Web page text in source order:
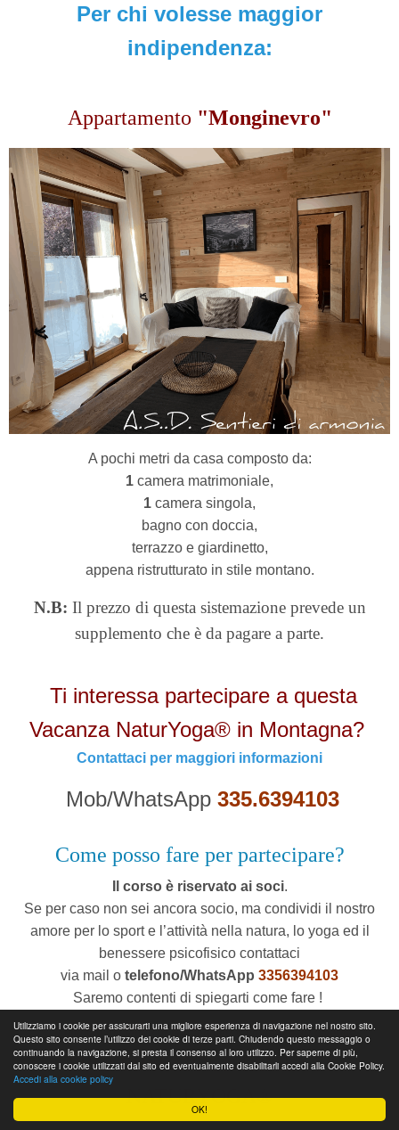
OK!
Utilizziamo i cookie per assicurarti una migliore esperienza di navigazione nel nostro sito.
Questo sito consente l’utilizzo dei cookie di terze parti. Chiudendo questo messaggio o
continuando la navigazione, si presta il consenso al loro utilizzo. Per saperne di più,
conoscere i cookie utilizzati dal sito ed eventualmente disabilitarli accedi alla Cookie Policy.
Accedi alla cookie policy
Per chi volesse maggior
indipendenza:
Appartamento "Monginevro"
A pochi metri da casa composto da:
1 camera matrimoniale,
1 camera singola,
bagno con doccia,
terrazzo e giardinetto,
appena ristrutturatoin stile montano.
N.B: Il prezzo di questa sistemazione prevede un
supplemento che è da pagare a parte.
Ti interessa partecipare a questa
Vacanza NaturYoga® in Montagna?
Contattaci per maggiori informazioni
Mob/WhatsApp 335.6394103
Come posso fare per partecipare?
Il corso è riservato ai soci.
Se per caso non sei ancora socio, ma condividi il nostro
amore per lo sport e l’attività nella natura, lo yoga ed il
benessere psicofisico contattaci
via mail o telefono/WhatsApp 3356394103
Saremo contenti di spiegarti come fare !
* Il numero massimo di partecipanti è limitato a 10 persone
PROSSIMI APPUNTAMENTI
NATURYOGA®